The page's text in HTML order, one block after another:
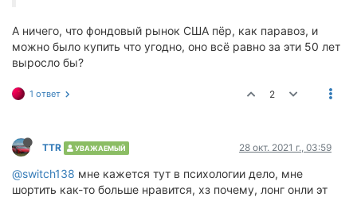
А ничего, что фондовый рынок США пёр, как паравоз, и
можно было купить что угодно, оно всё равно за эти 50 лет
выросло бы?
1 ответ 2
TTR УВАЖАЕМЫЙ 28 окт. 2021 г., 03:59
@switch138 мне кажется тут в психологии дело, мне
шортить как-то больше нравится, хз почему, лонг онли эт